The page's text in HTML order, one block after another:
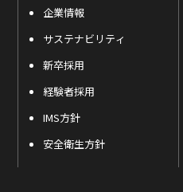
企業情報
サステナビリティ
新卒採用
経験者採用
IMS方針
安全衛生方針